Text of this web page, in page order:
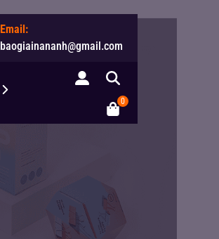
Email:
baogiainananh@gmail.com
Liên hệ
0